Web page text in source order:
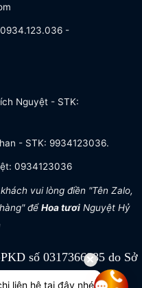
-
Nguyệt - STK:
- STK: 9934123036.
0934123036
vui lòng điền "Tên Zalo,
đểHoa tươiNguyệt Hỷ
số 0317366885 do Sở
04/07/2022
liên hệ tại đây nhé